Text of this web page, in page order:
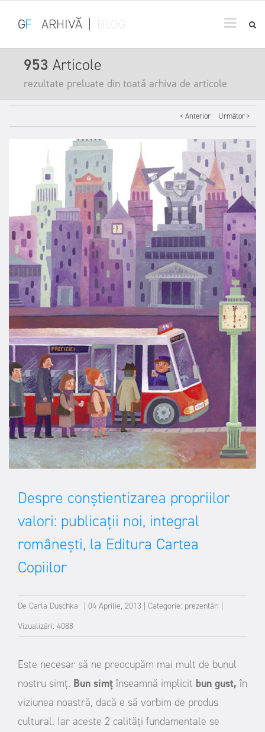
GF ARHIVĂ
953 Articole
rezultate preluate din toată arhiva de articole
< Anterior Următor >
Despre conștientizarea propriilor
valori: publicații noi, integral
românești, la Editura Cartea
Copiilor
De Carla Duschka | 04 Aprilie, 2013 | Categorie: prezentări |
Vizualizări: 4088
Este necesar să ne preocupăm mai mult de bunul
nostru simț. Bun simțînseamnă implicit bun gust, în
viziunea noastră, dacă e să vorbim de produs
cultural. Iar aceste 2 calități fundamentale se